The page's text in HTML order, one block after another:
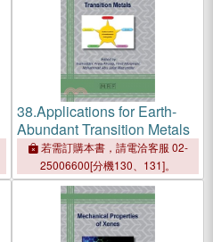
38.Applications for Earth-
Abundant Transition Metals
若需訂購本書，請電洽客服 02-
25006600[分機130、131]。